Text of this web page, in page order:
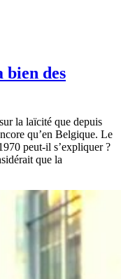
bien des
la laïcité que depuis
qu’en Belgique. Le
peut-il s’expliquer ?
que la